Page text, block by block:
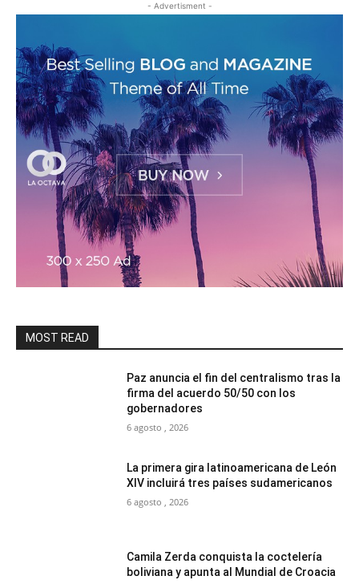
- Advertisment -
MOST READ
Paz anuncia el fin del centralismo tras la
firma del acuerdo 50/50 con los
gobernadores
6 agosto , 2026
La primera gira latinoamericana de León
XIV incluirá tres países sudamericanos
6 agosto , 2026
Camila Zerda conquista la coctelería
boliviana y apunta al Mundial de Croacia